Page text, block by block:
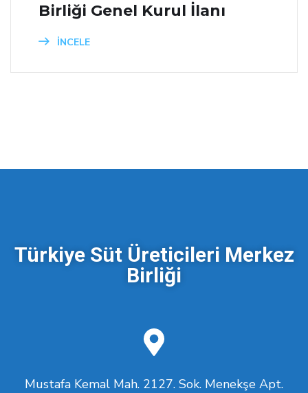
Birliği Genel Kurul İlanı
İNCELE
Türkiye Süt Üreticileri Merkez
Birliği
Mustafa Kemal Mah. 2127. Sok. Menekşe Apt.